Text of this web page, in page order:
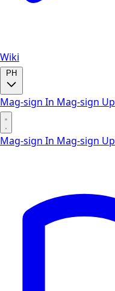
Wiki
PH
Mag-sign In Mag-sign Up
Mag-sign In Mag-sign Up